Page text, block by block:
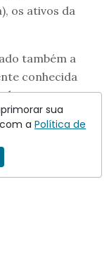
os ativos da
também a
conhecida
sua
a Política de